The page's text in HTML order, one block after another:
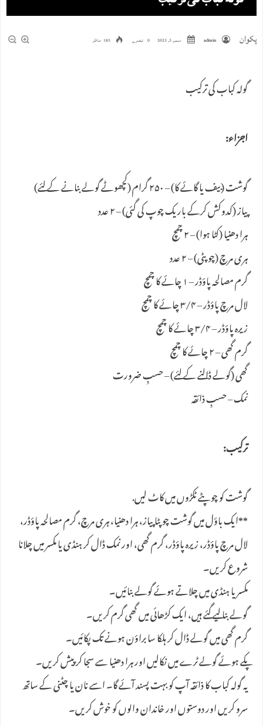
پکوان admin دسمبر 3, 2023 0 تبصرے 183 مناظر
گولہ کباب کی ترکیب
اجزاء:
گوشت (بیف یا گائے کا) – ۲۵۰ گرام (کچھوٹے گولے بنانے کے لئے)
پیاز (کدوکش کرکے باریک چوپ کی گئی) – ۲ عدد
ہرا دھنیا (کٹا ہوا) – ۲ چمچ
ہری مرچ (چوپٹی) – ۲ عدد
گرم مصالحہ پاؤڈر – ۱ چائے کا چمچ
لال مرچ پاؤڈر – ۳/۴ چائے کا چمچ
زیرہ پاؤڈر – ۳/۴ چائے کا چمچ
گرم گھی – ۲ چائے کا چمچ
گھی (گولے ڈالنے کے لئے) – حسبِ ضرورت
نمک – حسبِ ذائقہ
ترکیب:
گوشت کو چوپٹے ٹکڑوں میں کاٹ لیں.
**ایک باؤل میں گوشت چوپٹا پیاز، ہرا دھنیا، ہری مرچ، گرم مصالحہ پاؤڈر،
لال مرچ پاؤڈر، زیرہ پاؤڈر، گرم گھی، اور نمک ڈال کر ہنڈی یا مکسر میں چلانا
شروع کریں۔
مکسر یا ہنڈی میں چلاتے ہوئے گولے بنائیں۔
گولے بنا لیے گئے ہیں، ایک کڑھائی میں گھی گرم کریں۔
گرم گھی میں گولے ڈال کر ہلکا سا براؤن ہونے تک پکائیں۔
پکے ہوئے گولے ٹرے میں نکالیں اور ہرا دھنیا سے سجا کر پیش کریں۔
یہ گولہ کباب کا ذائقہ آپ کو بہت پسند آئے گا۔ اسے نان یا چٹنی کے ساتھ
سرو کریں اور دوستوں اور خاندان والوں کو خوش کریں۔